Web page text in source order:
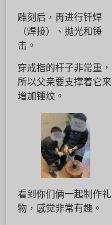
雕刻后，再进行钎焊
（焊接）、抛光和锤
击。
穿戒指的杆子非常重，
所以父亲要支撑着它来
增加锤纹。
看到你们俩一起制作礼
物，感觉非常有趣。